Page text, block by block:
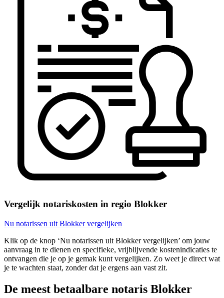
Vergelijk notariskosten in regio Blokker
Nu notarissen uit Blokker vergelijken
Klik op de knop ‘Nu notarissen uit Blokker vergelijken’ om jouw
aanvraag in te dienen en specifieke, vrijblijvende kostenindicaties te
ontvangen die je op je gemak kunt vergelijken. Zo weet je direct wat
je te wachten staat, zonder dat je ergens aan vast zit.
De meest betaalbare notaris Blokker